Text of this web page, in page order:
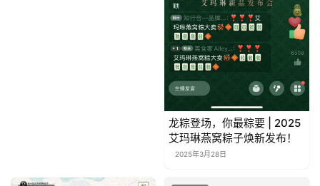
龙粽登场，你最粽要 | 2025
艾玛琳燕窝粽子焕新发布！
2025年3月28日